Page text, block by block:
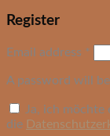
Register
Email address *
A password will
Ja, ich
die